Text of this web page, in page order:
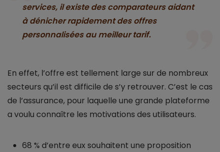
services, il existe des comparateurs aidant
à dénicher rapidement des offres
personnalisées au meilleur tarif.
En effet, l’offre est tellement large sur de nombreux
secteurs qu’il est difficile de s’y retrouver. C’est le cas
de l’assurance, pour laquelle une grande plateforme
a voulu connaître les motivations des utilisateurs.
68 % d’entre eux souhaitent une proposition